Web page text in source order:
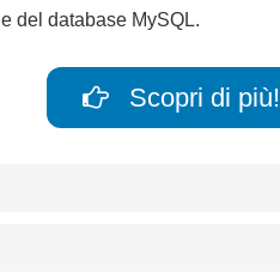
e del database MySQL.
Scopri di più!